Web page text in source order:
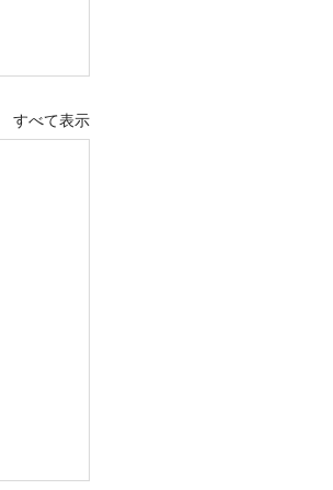
すべて表示